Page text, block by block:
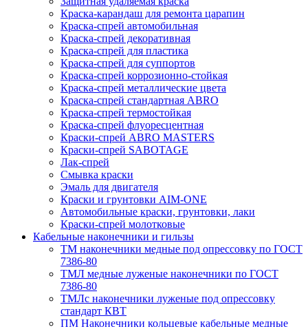
Краска-карандаш для ремонта царапин
Краска-спрей автомобильная
Краска-спрей декоративная
Краска-спрей для пластика
Краска-спрей для суппортов
Краска-спрей коррозионно-стойкая
Краска-спрей металлические цвета
Краска-спрей стандартная ABRO
Краска-спрей термостойкая
Краска-спрей флуоресцентная
Краски-спрей ABRO MASTERS
Краски-спрей SABOTAGE
Лак-спрей
Смывка краски
Эмаль для двигателя
Краски и грунтовки AIM-ONE
Автомобильные краски, грунтовки, лаки
Краски-спрей молотковые
Кабельные наконечники и гильзы
ТМ наконечники медные под опрессовку по ГОСТ
7386-80
ТМЛ медные луженые наконечники по ГОСТ
7386-80
ТМЛс наконечники луженые под опрессовку
стандарт КВТ
ПМ Наконечники кольцевые кабельные медные